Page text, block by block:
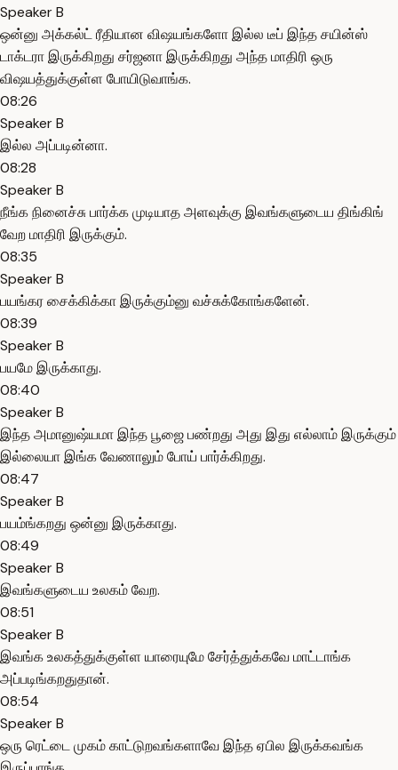
Speaker B
ஒன்னு அக்கல்ட் ரீதியான விஷயங்களோ இல்ல டீப் இந்த சயின்ஸ்
டாக்டரா இருக்கிறது சர்ஜனா இருக்கிறது அந்த மாதிரி ஒரு
விஷயத்துக்குள்ள போயிடுவாங்க.
08:26
Speaker B
இல்ல அப்படின்னா.
08:28
Speaker B
நீங்க நினைச்சு பார்க்க முடியாத அளவுக்கு இவங்களுடைய திங்கிங்
வேற மாதிரி இருக்கும்.
08:35
Speaker B
பயங்கர சைக்கிக்கா இருக்கும்னு வச்சுக்கோங்களேன்.
08:39
Speaker B
பயமே இருக்காது.
08:40
Speaker B
இந்த அமானுஷ்யமா இந்த பூஜை பண்றது அது இது எல்லாம் இருக்கும்
இல்லையா இங்க வேணாலும் போய் பார்க்கிறது.
08:47
Speaker B
பயம்ங்கறது ஒன்னு இருக்காது.
08:49
Speaker B
இவங்களுடைய உலகம் வேற.
08:51
Speaker B
இவங்க உலகத்துக்குள்ள யாரையுமே சேர்த்துக்கவே மாட்டாங்க
அப்படிங்கறதுதான்.
08:54
Speaker B
ஒரு ரெட்டை முகம் காட்டுறவங்களாவே இந்த ஏபில இருக்கவங்க